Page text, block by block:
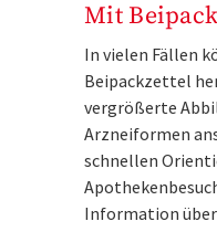
Mit
In vielen Fällen
Beipackzettel
vergrößerte
Arzneiformen
schnellen
Information